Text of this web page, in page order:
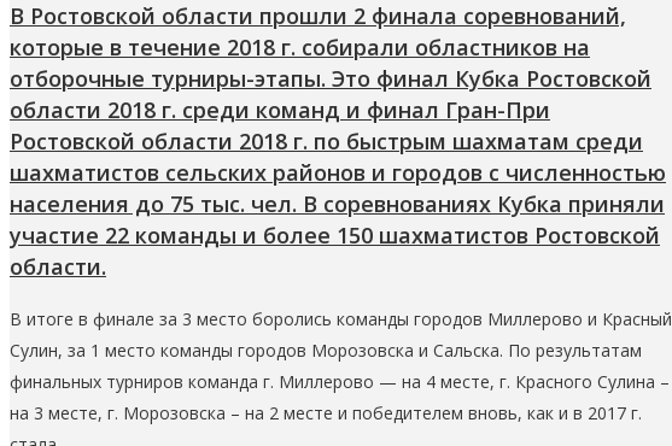
В Ростовской области прошли 2 финала соревнований,
которые в течение 2018 г. собирали областников на
отборочные турниры-этапы. Это финал Кубка Ростовской
области 2018 г. среди команд и финал Гран-При
Ростовской области 2018 г. по быстрым шахматам среди
шахматистов сельских районов и городов с численностью
населения до 75 тыс. чел. В соревнованиях Кубка приняли
участие 22 команды и более 150 шахматистов Ростовской
области.
В итоге в финале за 3 место боролись команды городов Миллерово и Красный
Сулин, за 1 место команды городов Морозовска и Сальска. По результатам
финальных турниров команда г. Миллерово — на 4 месте, г. Красного Сулина –
на 3 месте, г. Морозовска – на 2 месте и победителем вновь, как и в 2017 г.